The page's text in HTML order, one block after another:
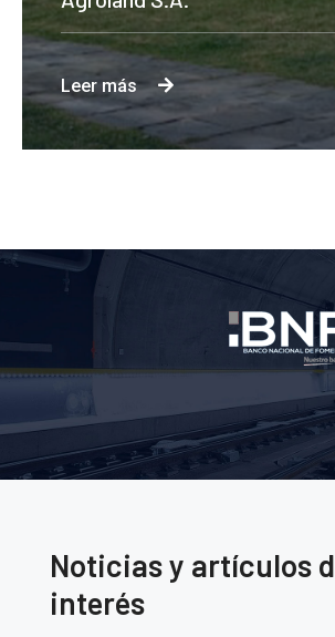
Leer más
Noticias y artículos
interés